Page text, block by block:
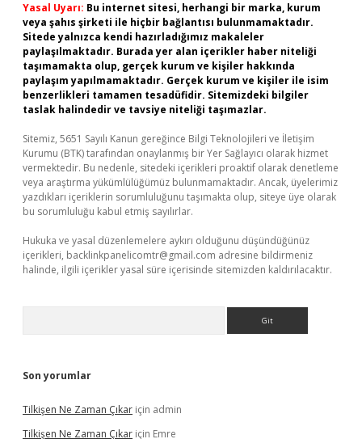
Yasal Uyarı: Bu internet sitesi, herhangi bir marka, kurum
veya şahıs şirketi ile hiçbir bağlantısı bulunmamaktadır.
Sitede yalnızca kendi hazırladığımız makaleler
paylaşılmaktadır. Burada yer alan içerikler haber niteliği
taşımamakta olup, gerçek kurum ve kişiler hakkında
paylaşım yapılmamaktadır. Gerçek kurum ve kişiler ile isim
benzerlikleri tamamen tesadüfidir. Sitemizdeki bilgiler
taslak halindedir ve tavsiye niteliği taşımazlar.
Sitemiz, 5651 Sayılı Kanun gereğince Bilgi Teknolojileri ve İletişim
Kurumu (BTK) tarafından onaylanmış bir Yer Sağlayıcı olarak hizmet
vermektedir. Bu nedenle, sitedeki içerikleri proaktif olarak denetleme
veya araştırma yükümlülüğümüz bulunmamaktadır. Ancak, üyelerimiz
yazdıkları içeriklerin sorumluluğunu taşımakta olup, siteye üye olarak
bu sorumluluğu kabul etmiş sayılırlar.
Hukuka ve yasal düzenlemelere aykırı olduğunu düşündüğünüz
içerikleri, backlinkpanelicomtr@gmail.com adresine bildirmeniz
halinde, ilgili içerikler yasal süre içerisinde sitemizden kaldırılacaktır.
Son yorumlar
Tilkişen Ne Zaman Çıkar için admin
Tilkişen Ne Zaman Çıkar için Emre